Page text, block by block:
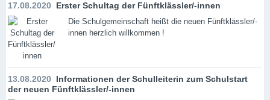
17.08.2020 Erster Schultag der Fünftklässler/-innen
Die Schulgemeinschaft heißt die neuen Fünftklässler/-
innen herzlich willkommen !
13.08.2020 Informationen der Schulleiterin zum Schulstart
der neuen Fünftklässler/-innen